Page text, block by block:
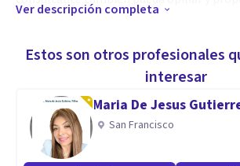
conductual y humanista).
Por último, me gustaría resaltar que soy
tranquila, sin juicios, con la mente muy
comprensiva, que te ayudará a explorar tu
mejor versión.
Ver descripción completa
Estos son otros profesionales
interesar
Maria De Jesus
San Francisco